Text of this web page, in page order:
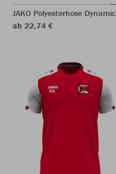
JAKO Polyesterhose Dynamic
ab 22,74 €